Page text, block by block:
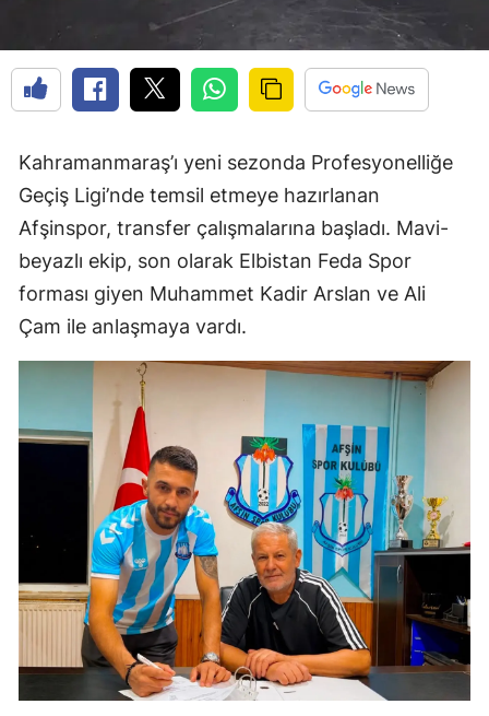
Kahramanmaraş’ı yeni sezonda Profesyonelliğe
Geçiş Ligi’nde temsil etmeye hazırlanan
Afşinspor, transfer çalışmalarına başladı. Mavi-
beyazlı ekip, son olarak Elbistan Feda Spor
forması giyen Muhammet Kadir Arslan ve Ali
Çam ile anlaşmaya vardı.